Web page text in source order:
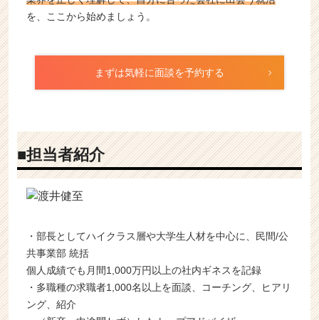
を、ここから始めましょう。
まずは気軽に面談を予約する
■担当者紹介
・部長としてハイクラス層や大学生人材を中心に、民間/公
共事業部 統括
個人成績でも月間1,000万円以上の社内ギネスを記録
・多職種の求職者1,000名以上を面談、コーチング、ヒアリ
ング、紹介